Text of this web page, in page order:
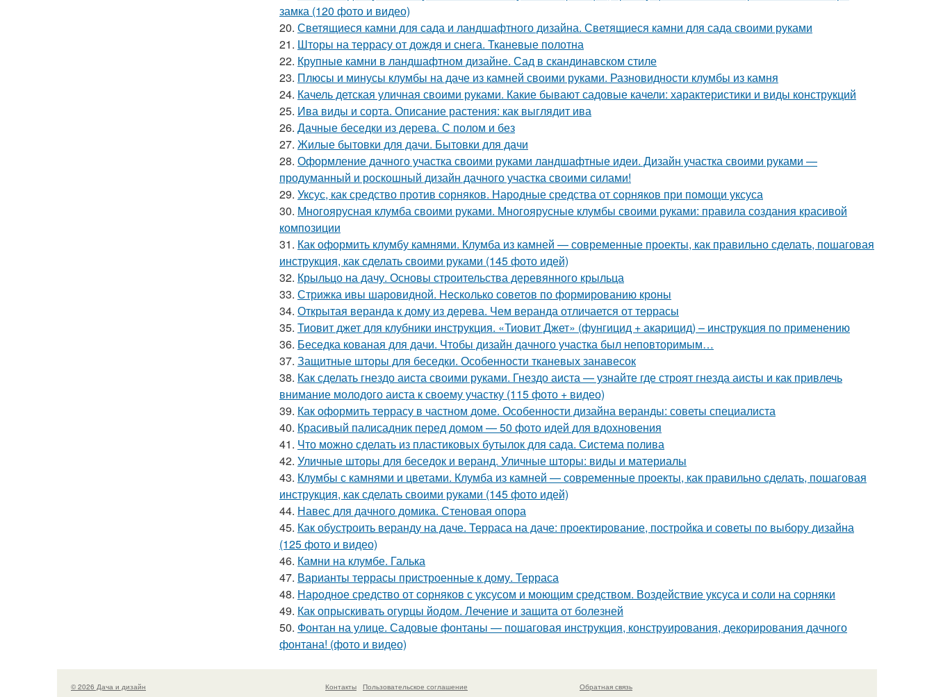
замка (120 фото и видео)
20. Светящиеся камни для сада и ландшафтного дизайна. Светящиеся камни для сада своими руками
21. Шторы на террасу от дождя и снега. Тканевые полотна
22. Крупные камни в ландшафтном дизайне. Сад в скандинавском стиле
23. Плюсы и минусы клумбы на даче из камней своими руками. Разновидности клумбы из камня
24. Качель детская уличная своими руками. Какие бывают садовые качели: характеристики и виды конструкций
25. Ива виды и сорта. Описание растения: как выглядит ива
26. Дачные беседки из дерева. С полом и без
27. Жилые бытовки для дачи. Бытовки для дачи
28. Оформление дачного участка своими руками ландшафтные идеи. Дизайн участка своими руками —
продуманный и роскошный дизайн дачного участка своими силами!
29. Уксус, как средство против сорняков. Народные средства от сорняков при помощи уксуса
30. Многоярусная клумба своими руками. Многоярусные клумбы своими руками: правила создания красивой
композиции
31. Как оформить клумбу камнями. Клумба из камней — современные проекты, как правильно сделать, пошаговая
инструкция, как сделать своими руками (145 фото идей)
32. Крыльцо на дачу. Основы строительства деревянного крыльца
33. Стрижка ивы шаровидной. Несколько советов по формированию кроны
34. Открытая веранда к дому из дерева. Чем веранда отличается от террасы
35. Тиовит джет для клубники инструкция. «Тиовит Джет» (фунгицид + акарицид) – инструкция по применению
36. Беседка кованая для дачи. Чтобы дизайн дачного участка был неповторимым…
37. Защитные шторы для беседки. Особенности тканевых занавесок
38. Как сделать гнездо аиста своими руками. Гнездо аиста — узнайте где строят гнезда аисты и как привлечь
внимание молодого аиста к своему участку (115 фото + видео)
39. Как оформить террасу в частном доме. Особенности дизайна веранды: советы специалиста
40. Красивый палисадник перед домом — 50 фото идей для вдохновения
41. Что можно сделать из пластиковых бутылок для сада. Система полива
42. Уличные шторы для беседок и веранд. Уличные шторы: виды и материалы
43. Клумбы с камнями и цветами. Клумба из камней — современные проекты, как правильно сделать, пошаговая
инструкция, как сделать своими руками (145 фото идей)
44. Навес для дачного домика. Стеновая опора
45. Как обустроить веранду на даче. Терраса на даче: проектирование, постройка и советы по выбору дизайна
(125 фото и видео)
46. Камни на клумбе. Галька
47. Варианты террасы пристроенные к дому. Терраса
48. Народное средство от сорняков с уксусом и моющим средством. Воздействие уксуса и соли на сорняки
49. Как опрыскивать огурцы йодом. Лечение и защита от болезней
50. Фонтан на улице. Садовые фонтаны — пошаговая инструкция, конструирования, декорирования дачного
фонтана! (фото и видео)
© 2026 Дача и дизайн Контакты Пользовательское соглашение Обратная связь